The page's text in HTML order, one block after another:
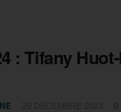
: Tifany